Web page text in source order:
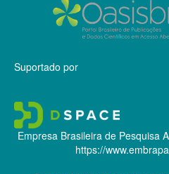
Suportado por
Empresa Brasileira de Pesquisa
https://